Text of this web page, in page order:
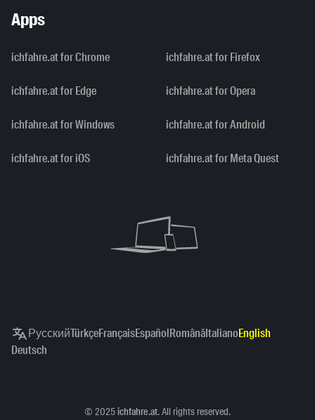
Apps
ichfahre.at for Chrome ichfahre.at for Firefox
ichfahre.at for Edge ichfahre.at for Opera
ichfahre.at for Windows ichfahre.at for Android
ichfahre.at for iOS ichfahre.at for Meta Quest
РусскийTürkçeFrançaisEspañolRomânăItalianoEnglish
Deutsch
Copyright
© 2025ichfahre.at. All rights reserved.